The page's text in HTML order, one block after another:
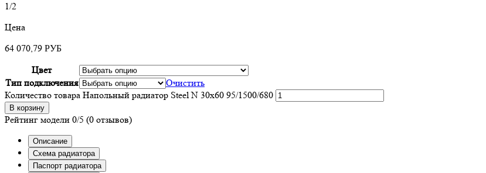
1/2
Цена
64 070,79 РУБ
Цвет
Тип подключения
Очистить
Количество товара Напольный радиатор Steel N 30х60 95/1500/680
В корзину
Рейтинг модели 0/5 (0 отзывов)
Описание
Схема радиатора
Паспорт радиатора